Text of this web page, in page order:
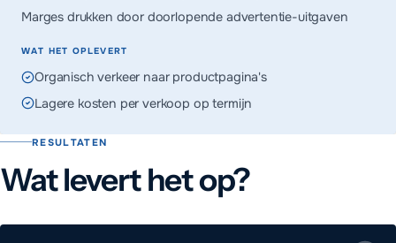
Marges drukken door doorlopende advertentie-uitgaven
WAT HET OPLEVERT
Organisch verkeer naar productpagina's
Lagere kosten per verkoop op termijn
RESULTATEN
Wat levert het op?